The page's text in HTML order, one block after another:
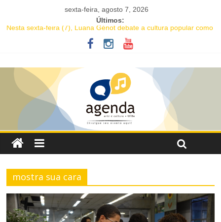
sexta-feira, agosto 7, 2026
Últimos:
Nesta sexta-feira (7), Luana Génot debate a cultura popular como
caminho para equidade racial
JAM no MAM completa 27 anos com edição dedicada a Caetano
Academia de Letras da Bahia marca presença na Flipelô 2026
Mesa “Valoração de práticas culturais” abre o Enecult 2026
Comédia romântica “O que vem depois” reestreia na Casa Preta e
convida público a viver as aventuras de um casal na terceira
idade
mostra sua cara